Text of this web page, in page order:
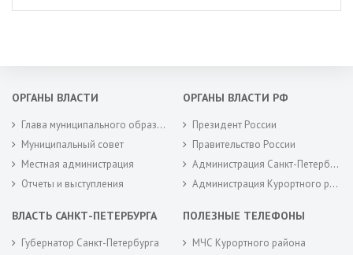
ОРГАНЫ ВЛАСТИ
Глава муниципального образования
Муниципальный совет
Местная администрация
Отчеты и выступления
ОРГАНЫ ВЛАСТИ РФ
Президент России
Правительство России
Администрация Санкт-Петербурга
Администрация Курортного района Санкт-Петербурга
ВЛАСТЬ САНКТ-ПЕТЕРБУРГА
Губернатор Санкт-Петербурга
ПОЛЕЗНЫЕ ТЕЛЕФОНЫ
МЧС Курортного района